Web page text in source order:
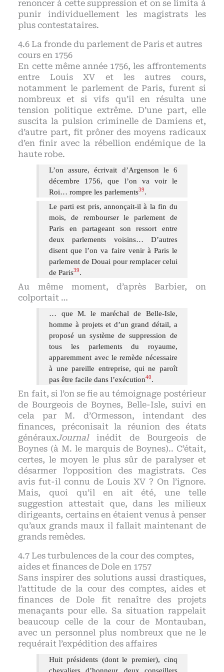
renoncer à cette suppression et on se limita à
punir individuellement les magistrats les
plus contestataires.
La fronde du parlement de Paris et autres
cours en 1756
En cette même année 1756, les affrontements
entre Louis XV et les autres cours,
notamment le parlement de Paris, furent si
nombreux et si vifs qu’il en résulta une
tension politique extrême. D’une part, elle
suscita la pulsion criminelle de Damiens et,
d’autre part, fit prôner des moyens radicaux
d’en finir avec la rébellion endémique de la
haute robe.
L’on assure, écrivait d’Argenson le 6
décembre 1756, que l’on va voir le
Roi… rompre les parlements39.
Le parti est pris, annonçait-il à la fin du
mois, de rembourser le parlement de
Paris en partageant son ressort entre
deux parlements voisins… D’autres
disent que l’on va faire venir à Paris le
parlement de Douai pour remplacer celui
de Paris39.
Au même moment, d’après Barbier, on
colportait …
… que M. le maréchal de Belle-Isle,
homme à projets et d’un grand détail, a
proposé un système de suppression de
tous les parlements du royaume,
apparemment avec le remède nécessaire
à une pareille entreprise, qui ne paroît
pas être facile dans l’exécution40.
En fait, si l’on se fie au témoignage postérieur
de Bourgeois de Boynes, Belle-Isle, suivi en
cela par M. d’Ormesson, intendant des
finances, préconisait la réunion des états
générauxJournalinédit de Bourgeois de
Boynes (à M. le marquis de Boynes).. C’était,
certes, le moyen le plus sûr de paralyser et
désarmer l’opposition des magistrats. Ces
avis fut-il connu de Louis XV ? On l’ignore.
Mais, quoi qu’il en ait été, une telle
suggestion attestait que, dans les milieux
dirigeants, certains en étaient venus à penser
qu’aux grands maux il fallait maintenant de
grands remèdes.
Les turbulences de la cour des comptes,
aides et finances de Dole en 1757
Sans inspirer des solutions aussi drastiques,
l’attitude de la cour des comptes, aides et
finances de Dole fit renaître des projets
menaçants pour elle. Sa situation rappelait
beaucoup celle de la cour de Montauban,
avec un personnel plus nombreux que ne le
requérait l’expédition des affaires
Huit présidents (dont le premier), cinq
chevaliers d’honneur, deux conseillers